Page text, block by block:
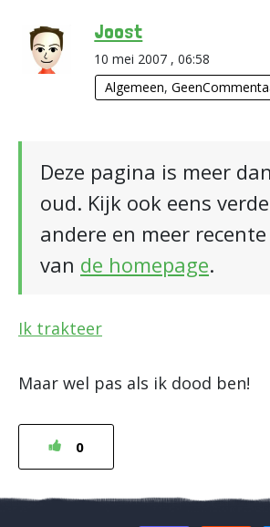
Joost
10 mei 2007 , 06:58
Algemeen,
Deze pagina is meer
oud. Kijk ook eens
andere en meer
van de homepage.
Ik trakteer
Maar wel pas als ik dood ben!
0